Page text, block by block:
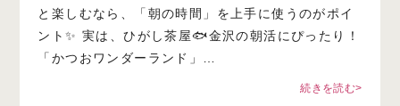
と楽しむなら、「朝の時間」を上手に使うのがポイ
ント✨ 実は、ひがし茶屋🐟金沢の朝活にぴったり！
「かつおワンダーランド」…
続きを読む>